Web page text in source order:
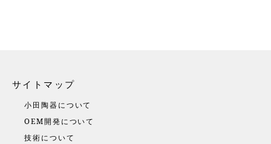
サイトマップ
小田陶器について
OEM開発について
技術について